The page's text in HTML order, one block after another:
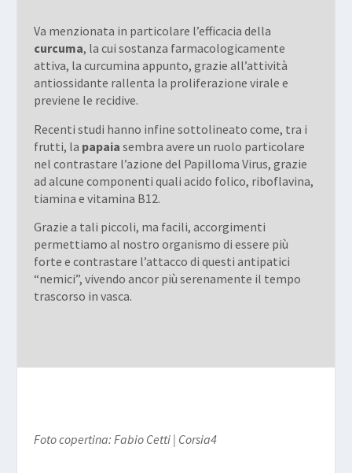
Va menzionata in particolare l’efficacia della
curcuma, la cui sostanza farmacologicamente
attiva, la curcumina appunto, grazie all’attività
antiossidante rallenta la proliferazione virale e
previene le recidive.
Recenti studi hanno infine sottolineato come, tra i
frutti, la papaia sembra avere un ruolo particolare
nel contrastare l’azione del Papilloma Virus, grazie
ad alcune componenti quali acido folico, riboflavina,
tiamina e vitamina B12.
Grazie a tali piccoli, ma facili, accorgimenti
permettiamo al nostro organismo di essere più
forte e contrastare l’attacco di questi antipatici
“nemici”, vivendo ancor più serenamente il tempo
trascorso in vasca.
Foto copertina: Fabio Cetti | Corsia4